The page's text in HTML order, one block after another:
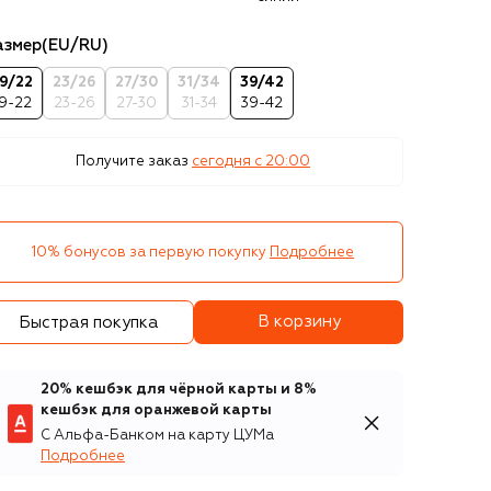
(EU/RU)
22
22
23/26
23-26
27/30
27-30
31/34
31-34
39/42
39-42
Получите заказ сегодня c 20:00
10% бонусов за первую покупку Подробнее
Быстрая покупка В корзину
20% кешбэк для чёрной карты и 8%
кешбэк для оранжевой карты
С Альфа-Банком на карту ЦУМа
Подробнее